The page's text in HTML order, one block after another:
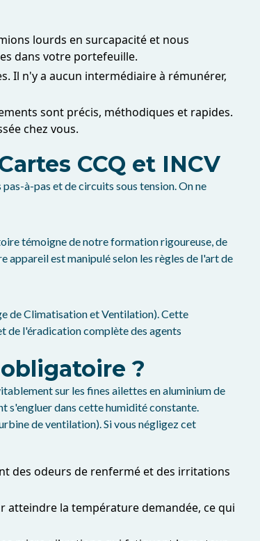
lourds en surcapacité et nous
dans votre portefeuille.
Il n'y a aucun intermédiaire à rémunérer,
sont précis, méthodiques et rapides.
chez vous.
CCQ et INCV
à-pas et de circuits sous tension. On ne
témoigne de notre formation rigoureuse, de
appareil est manipulé selon les règles de l'art de
de Climatisation et Ventilation). Cette
de l'éradication complète des agents
?
sur les fines ailettes en aluminium de
s'engluer dans cette humidité constante.
de ventilation). Si vous négligez cet
des odeurs de renfermé et des irritations
atteindre la température demandée, ce qui